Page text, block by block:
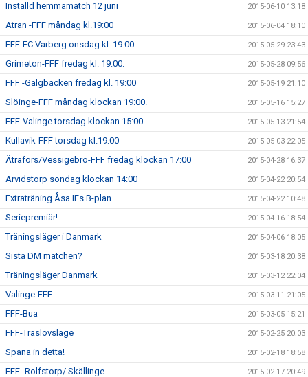
Inställd hemmamatch 12 juni 2015-06-10 13:18
Ätran -FFF måndag kl.19:00 2015-06-04 18:10
FFF-FC Varberg onsdag kl. 19:00 2015-05-29 23:43
Grimeton-FFF fredag kl. 19:00. 2015-05-28 09:56
FFF -Galgbacken fredag kl. 19:00 2015-05-19 21:10
Slöinge-FFF måndag klockan 19:00. 2015-05-16 15:27
FFF-Valinge torsdag klockan 15:00 2015-05-13 21:54
Kullavik-FFF torsdag kl.19:00 2015-05-03 22:05
Ätrafors/Vessigebro-FFF fredag klockan 17:00 2015-04-28 16:37
Arvidstorp söndag klockan 14:00 2015-04-22 20:54
Extraträning Åsa IFs B-plan 2015-04-22 10:48
Seriepremiär! 2015-04-16 18:54
Träningsläger i Danmark 2015-04-06 18:05
Sista DM matchen? 2015-03-18 20:38
Träningsläger Danmark 2015-03-12 22:04
Valinge-FFF 2015-03-11 21:05
FFF-Bua 2015-03-05 15:21
FFF-Träslövsläge 2015-02-25 20:03
Spana in detta! 2015-02-18 18:58
FFF- Rolfstorp/ Skällinge 2015-02-17 20:49